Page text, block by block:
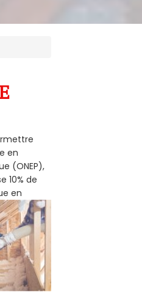
en
(ONEP),
10% de
en